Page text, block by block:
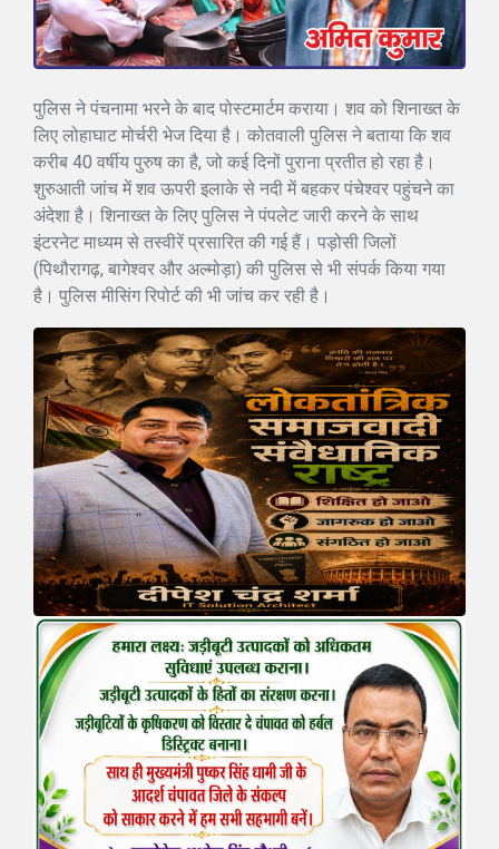
पुलिस ने पंचनामा भरने के बाद पोस्टमार्टम कराया। शव को शिनाख्त के
लिए लोहाघाट मोर्चरी भेज दिया है। कोतवाली पुलिस ने बताया कि शव
करीब 40 वर्षीय पुरुष का है, जो कई दिनों पुराना प्रतीत हो रहा है।
शुरुआती जांच में शव ऊपरी इलाके से नदी में बहकर पंचेश्वर पहुंचने का
अंदेशा है। शिनाख्त के लिए पुलिस ने पंपलेट जारी करने के साथ
इंटरनेट माध्यम से तस्वीरें प्रसारित की गई हैं। पड़ोसी जिलों
(पिथौरागढ़, बागेश्वर और अल्मोड़ा) की पुलिस से भी संपर्क किया गया
है। पुलिस मीसिंग रिपोर्ट की भी जांच कर रही है।